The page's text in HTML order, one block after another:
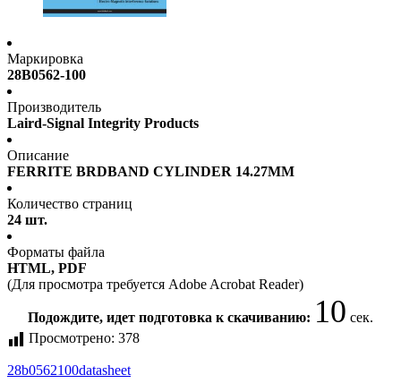
Маркировка
28B0562-100
Производитель
Laird-Signal Integrity Products
Описание
FERRITE BRDBAND CYLINDER 14.27MM
Количество страниц
24 шт.
Форматы файла
HTML, PDF
(Для просмотра требуется Adobe Acrobat Reader)
Подождите, идет подготовка к скачиванию: 10 сек.
Просмотрено: 378
28b0562100datasheet